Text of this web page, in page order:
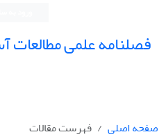
فصلنامه علمی مطالعات
صفحه اصلی
فهرست مقالات